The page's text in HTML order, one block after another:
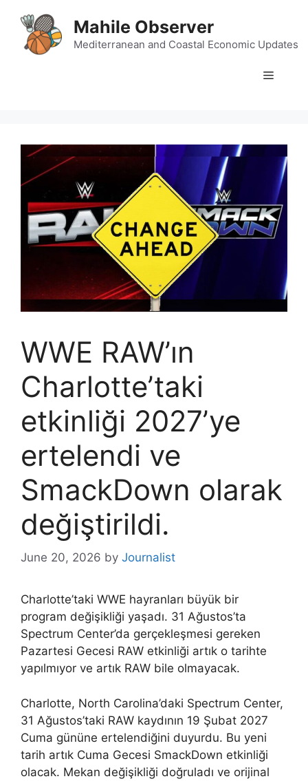
content
Mahile Observer
Mediterranean and Coastal Economic Updates
Menu
WWE RAW’ın
Charlotte’taki
etkinliği 2027’ye
ertelendi ve
SmackDown olarak
değiştirildi.
June 20, 2026 by Journalist
Charlotte’taki WWE hayranları büyük bir
program değişikliği yaşadı. 31 Ağustos’ta
Spectrum Center’da gerçekleşmesi gereken
Pazartesi Gecesi RAW etkinliği artık o tarihte
yapılmıyor ve artık RAW bile olmayacak.
Charlotte, North Carolina’daki Spectrum Center,
31 Ağustos’taki RAW kaydının 19 Şubat 2027
Cuma gününe ertelendiğini duyurdu. Bu yeni
tarih artık Cuma Gecesi SmackDown etkinliği
olacak. Mekan değişikliği doğruladı ve orijinal